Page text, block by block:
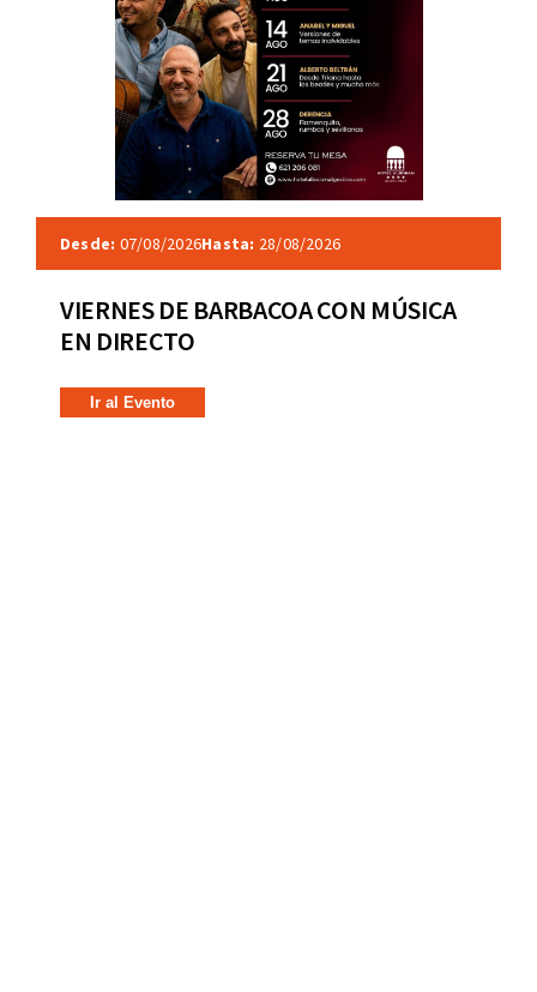
Desde: 07/08/2026Hasta: 28/08/2026
VIERNES DE BARBACOA CON MÚSICA
EN DIRECTO
Ir al Evento